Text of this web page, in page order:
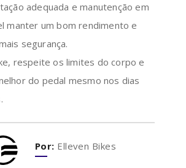
adequada e manutenção em
manter um bom rendimento e
segurança.
respeite os limites do corpo e
do pedal mesmo nos dias
Por: Elleven Bikes